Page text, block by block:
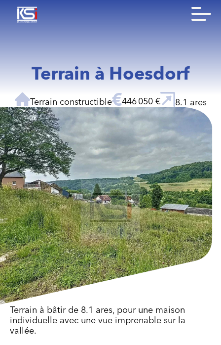
Terrain à Hoesdorf
Terrain constructible 446 050 € 8.1 ares
Terrain à bâtir de 8.1 ares, pour une maison
individuelle avec une vue imprenable sur la
vallée.